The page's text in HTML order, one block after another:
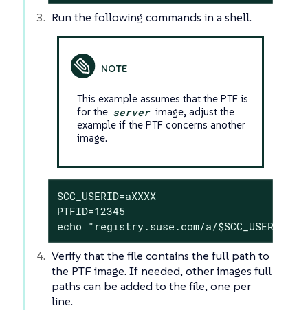
Run the following commands in a shell.
This example assumes that the PTF is
for the server image, adjust the
example if the PTF concerns another
image.
SCC_USERID=aXXXX
PTFID=12345
echo "registry.suse.com/a/
Verify that the file contains the full path to
the PTF image. If needed, other images full
paths can be added to the file, one per
line.